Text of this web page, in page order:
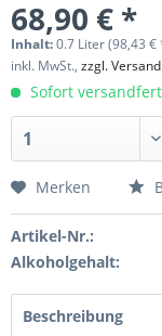
68,90 € *
Inhalt:0.7 Liter (98,43 €
inkl. MwSt., zzgl.
Sofort
Merken
Artikel-Nr.:
Alkoholgehalt:
Beschreibung